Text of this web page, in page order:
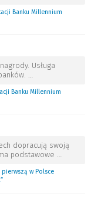
Banku Millennium
Usługa
…
Banku Millennium
dopracują swoją
podstawowe …
w Polsce